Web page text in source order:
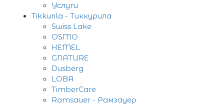
Услуги
Tikkurila - Тиккурила
Swiss Lake
OSMO
HEMEL
GNATURE
Dusberg
LOBA
TimberCare
Ramsauer - Рамзауер